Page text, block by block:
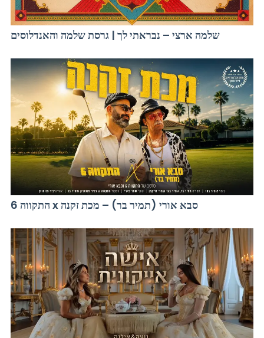
שלמה ארצי – נבראתי לך | גרסת שלמה והאנדלוסים
התקווה 6 x סבא אורי (תמיר בר) – מכת זקנה